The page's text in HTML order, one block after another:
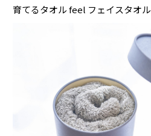
育てるタオル feel フェイスタオル